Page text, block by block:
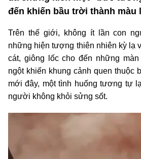
đến khiến bầu trời thành màu
Trên thế giới, không ít lần con
những hiện tượng thiên nhiên kỳ lạ
cát, giông lốc cho đến những
ngột khiến khung cảnh quen thuộc
mới đây, một tình huống tương tự
người không khỏi sửng sốt.